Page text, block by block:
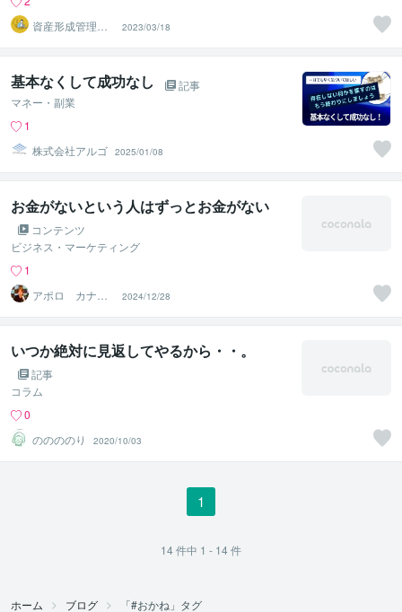
資産形成管理ア
ドバイザー じ
ゅん
2023/03/18
基本なくして成功なし
記事
マネー・副業
1
株式会社アルゴ 2025/01/08
お金がないという人はずっとお金がない
コンテンツ
ビジネス・マーケティング
1
アポロ カナダ
在住起業家☑️
2024/12/28
いつか絶対に見返してやるから・・。
記事
コラム
0
ののののり
2020/10/03
1
14件中 1 - 14件
ホーム ブログ 「#おかね」タグ